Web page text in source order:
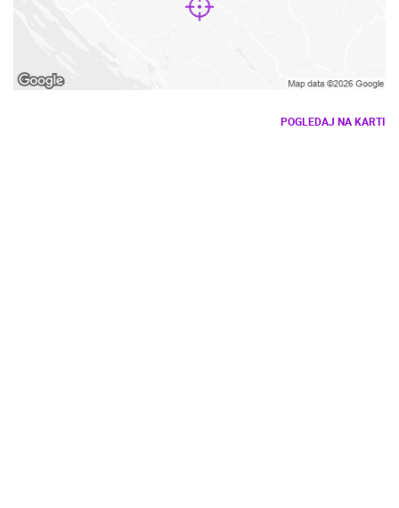
POGLEDAJ NA KARTI